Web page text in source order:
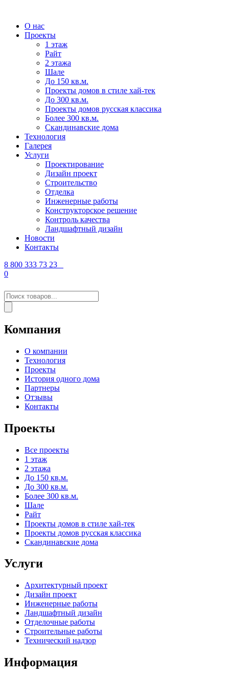
О нас
Проекты
1 этаж
Райт
2 этажа
Шале
До 150 кв.м.
Проекты домов в стиле хай-тек
До 300 кв.м.
Проекты домов русская классика
Более 300 кв.м.
Скандинавские дома
Технология
Галерея
Услуги
Проектирование
Дизайн проект
Строительство
Отделка
Инженерные работы
Конструкторское решение
Контроль качества
Ландшафтный дизайн
Новости
Контакты
8 800 333 73 23
0
Поиск
товаров
Компания
О компании
Технология
Проекты
История одного дома
Партнеры
Отзывы
Контакты
Проекты
Все проекты
1 этаж
2 этажа
До 150 кв.м.
До 300 кв.м.
Более 300 кв.м.
Шале
Райт
Проекты домов в стиле хай-тек
Проекты домов русская классика
Скандинавские дома
Услуги
Архитектурный проект
Дизайн проект
Инженерные работы
Ландшафтный дизайн
Отделочные работы
Строительные работы
Технический надзор
Информация